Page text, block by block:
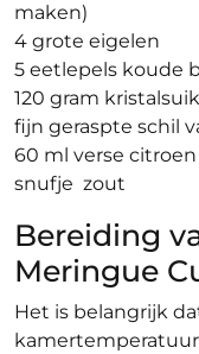
maken)
4 grote eigelen
5 eetlepels koude
120 gram
fijn geraspte schil
60 ml verse citroen
snufje zout
Bereiding
Meringue
Het is belangrijk